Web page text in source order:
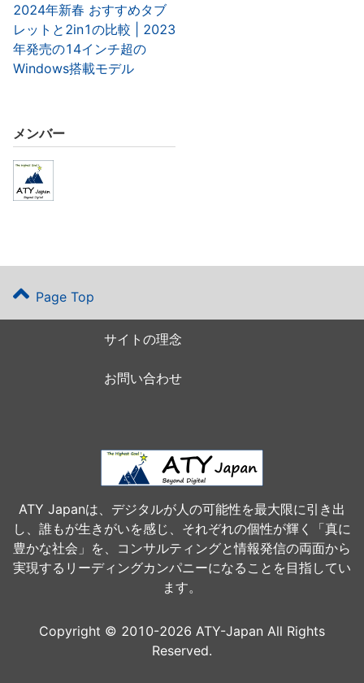
2024年新春 おすすめタブ
レットと2in1の比較 | 2023
年発売の14インチ超の
Windows搭載モデル
メンバー
Page Top
サイトの理念
お問い合わせ
ATY Japanは、デジタルが人の可能性を最大限に引き出
し、誰もが生きがいを感じ、それぞれの個性が輝く「真に
豊かな社会」を、コンサルティングと情報発信の両面から
実現するリーディングカンパニーになることを目指してい
ます。
Copyright © 2010-2026 ATY-Japan All Rights
Reserved.